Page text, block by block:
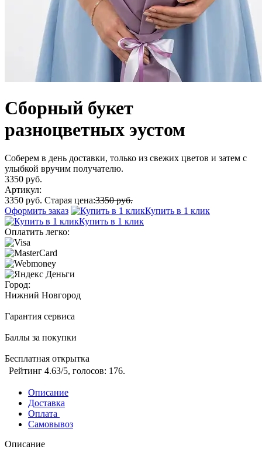
Сборный букет
разноцветных эустом
Соберем в день доставки, только из свежих цветов и затем с
улыбкой вручим получателю.
3350 руб.
Артикул:
3350 руб. Старая цена:3350 руб.
Оформить заказ
Купить в 1 клик
Купить в 1 клик
Оплатить легко:
Город:
Нижний Новгород
Гарантия сервиса
Баллы за покупки
Бесплатная открытка
Рейтинг 4.63/5, голосов: 176.
Описание
Доставка
Оплата
Самовывоз
Описание